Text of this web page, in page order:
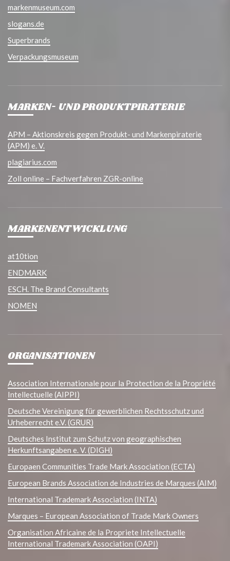
markenmuseum.com
slogans.de
Superbrands
Verpackungsmuseum
MARKEN- UND PRODUKTPIRATERIE
APM – Aktionskreis gegen Produkt- und Markenpiraterie
(APM) e. V.
plagiarius.com
Zoll online – Fachverfahren ZGR-online
MARKENENTWICKLUNG
at10tion
ENDMARK
ESCH. The Brand Consultants
NOMEN
ORGANISATIONEN
Association Internationale pour la Protection de la Propriété
Intellectuelle (AIPPI)
Deutsche Vereinigung für gewerblichen Rechtsschutz und
Urheberrecht e.V. (GRUR)
Deutsches Institut zum Schutz von geographischen
Herkunftsangaben e. V. (DIGH)
Europaen Communities Trade Mark Association (ECTA)
European Brands Association de Industries de Marques (AIM)
International Trademark Association (INTA)
Marques – European Association of Trade Mark Owners
Organisation Africaine de la Propriete Intellectuelle
International Trademark Association (OAPI)